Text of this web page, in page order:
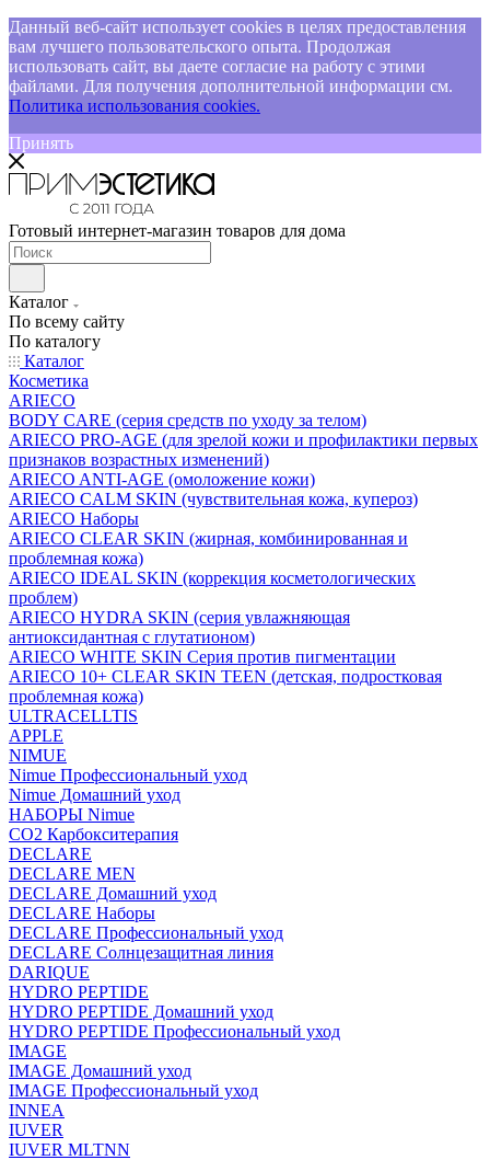
Данный веб-сайт использует cookies в целях предоставления
вам лучшего пользовательского опыта. Продолжая
использовать сайт, вы даете согласие на работу с этими
файлами. Для получения дополнительной информации см.
Политика использования cookies.
Принять
Готовый интернет-магазин товаров для дома
Каталог
По всему сайту
По каталогу
Каталог
Косметика
ARIECO
BODY CARE (серия средств по уходу за телом)
ARIECO PRO-AGE (для зрелой кожи и профилактики первых
признаков возрастных изменений)
ARIECO ANTI-AGE (омоложение кожи)
ARIECO CALM SKIN (чувствительная кожа, купероз)
ARIECO Наборы
ARIECO CLEAR SKIN (жирная, комбинированная и
проблемная кожа)
ARIECO IDEAL SKIN (коррекция косметологических
проблем)
ARIECO HYDRA SKIN (серия увлажняющая
антиоксидантная с глутатионом)
ARIECO WHITE SKIN Серия против пигментации
ARIECO 10+ CLEAR SKIN TEEN (детская, подростковая
проблемная кожа)
ULTRACELLTIS
APPLE
NIMUE
Nimue Профессиональный уход
Nimue Домашний уход
НАБОРЫ Nimue
CO2 Карбокситерапия
DECLARE
DECLARE MEN
DECLARE Домашний уход
DECLARE Наборы
DECLARE Профессиональный уход
DECLARE Солнцезащитная линия
DARIQUE
HYDRO PEPTIDE
HYDRO PEPTIDE Домашний уход
HYDRO PEPTIDE Профессиональный уход
IMAGE
IMAGE Домашний уход
IMAGE Профессиональный уход
INNEA
IUVER
IUVER MLTNN